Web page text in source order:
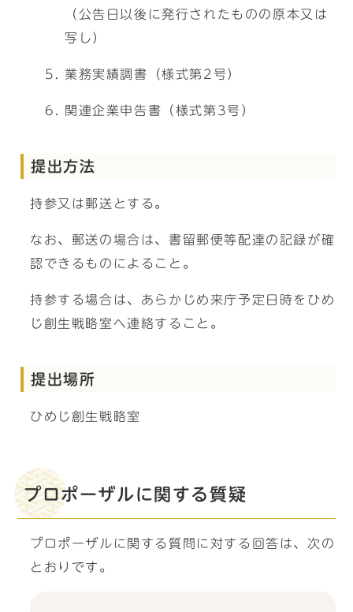
（公告日以後に発行されたものの原本又は
写し）
業務実績調書（様式第2号）
関連企業申告書（様式第3号）
提出方法
持参又は郵送とする。
なお、郵送の場合は、書留郵便等配達の記録が確
認できるものによること。
持参する場合は、あらかじめ来庁予定日時をひめ
じ創生戦略室へ連絡すること。
提出場所
ひめじ創生戦略室
プロポーザルに関する質疑
プロポーザルに関する質問に対する回答は、次の
とおりです。